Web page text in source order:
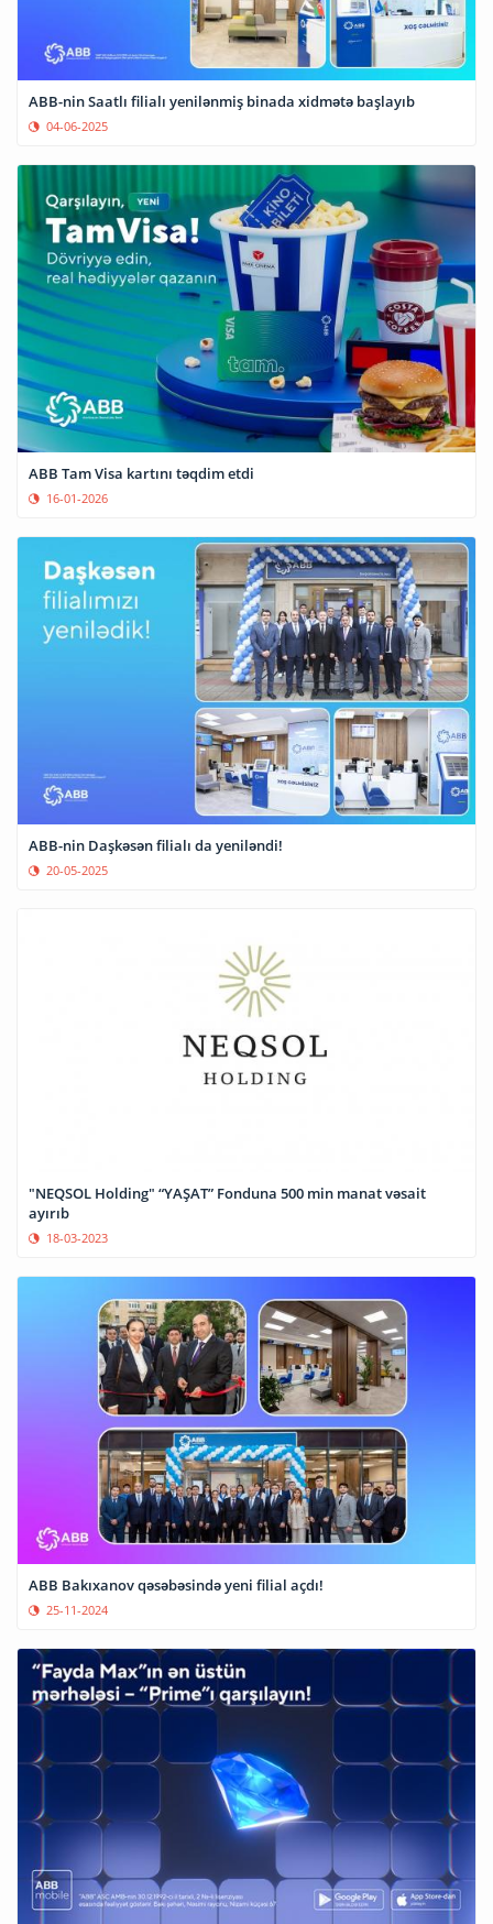
ABB-nin Saatlı filialı yenilənmiş binada xidmətə başlayıb
04-06-2025
ABB Tam Visa kartını təqdim etdi
16-01-2026
ABB-nin Daşkəsən filialı da yeniləndi!
20-05-2025
"NEQSOL Holding" “YAŞAT” Fonduna 500 min manat vəsait
ayırıb
18-03-2023
ABB Bakıxanov qəsəbəsində yeni filial açdı!
25-11-2024